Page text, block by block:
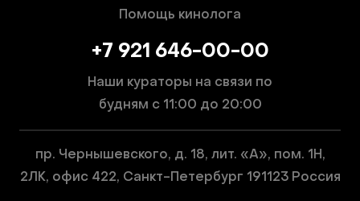
Помощь кинолога
+7 921 646-00-00
Наши кураторы на связи по
будням с 11:00 до 20:00
пр. Чернышевского, д. 18, лит. «А», пом. 1Н,
2ЛК, офис 422, Санкт-Петербург 191123 Россия